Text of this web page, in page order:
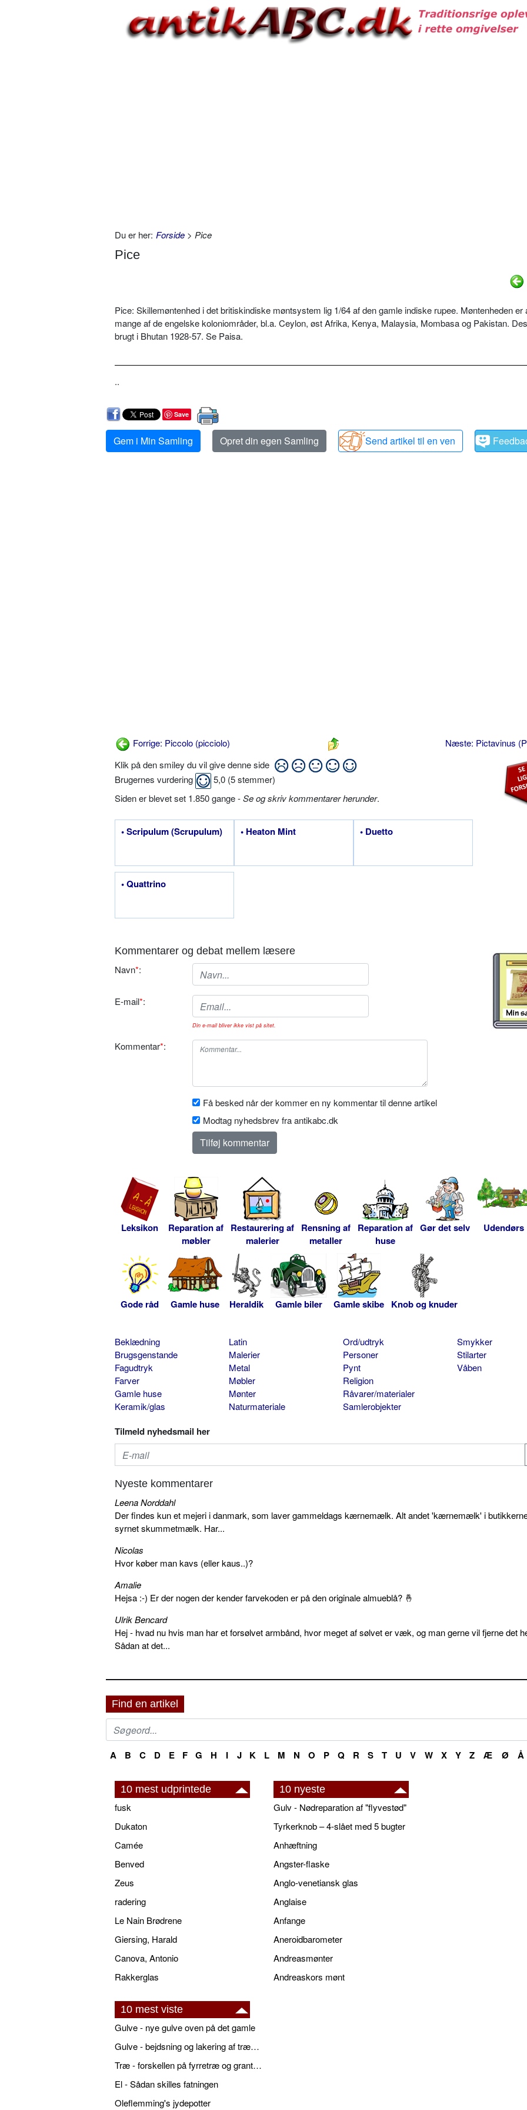
Du er her: Forside > Pice
Pice
Pice: Skillemøntenhed i det britiskindiske møntsystem lig 1/64 af den gamle indiske rupee. Møntenheden er
mange af de engelske koloniområder, bl.a. Ceylon, øst Afrika, Kenya, Malaysia, Mombasa og Pakistan.
brugt i Bhutan 1928-57. Se Paisa.
..
Save
Gem i Min Samling Opret din egen Samling Send artikel til en ven
Forrige: Piccolo (picciolo)
Næste: Pictavinus
Klik på den smiley du vil give denne side
Brugernes vurdering
5,0 (5stemmer)
Siden er blevet set 1.850 gange -Se og skriv kommentarer herunder.
• Scripulum (Scrupulum) • Heaton Mint • Duetto
• Quattrino
Kommentarer og debat mellem læsere
Navn*:
E-mail*:
Din e-mail bliver ikke vist på sitet.
Kommentar*:
Få besked når der kommer en ny kommentar til denne artikel
Modtag nyhedsbrev fra antikabc.dk
Leksikon
Reparation af
møbler
Restaurering af
malerier
Rensning af
metaller
Reparation af
huse
Gør det selv Udendørs
Gode råd Gamle huse Heraldik Gamle biler Gamle skibe Knob og knuder
Beklædning
Brugsgenstande
Fagudtryk
Farver
Gamle huse
Keramik/glas
Latin
Malerier
Metal
Møbler
Mønter
Naturmateriale
Ord/udtryk
Personer
Pynt
Religion
Råvarer/materialer
Samlerobjekter
Smykker
Stilarter
Våben
Tilmeld nyhedsmail her
Nyeste kommentarer
Leena Norddahl
Der findes kun et mejeri i danmark, som laver gammeldags kærnemælk. Alt andet 'kærnemælk' i
syrnet skummetmælk. Har...
Nicolas
Hvor køber man kavs (eller kaus..)?
Amalie
Hejsa :-) Er der nogen der kender farvekoden er på den originale almueblå? 🤞
Ulrik Bencard
Hej - hvad nu hvis man har et forsølvet armbånd, hvor meget af sølvet er væk, og man gerne vil fjerne det
Sådan at det...
Find en artikel
A B C D E F G H I J K L M N O P Q R S T U V W X Y Z Æ Ø Å
10 mest udprintede
fusk
Dukaton
Camée
Benved
Zeus
radering
Le Nain Brødrene
Giersing, Harald
Canova, Antonio
Rakkerglas
10 nyeste
Gulv - Nødreparation af "flyvestød"
Tyrkerknob – 4-slået med 5 bugter
Anhæftning
Angster-flaske
Anglo-venetiansk glas
Anglaise
Anfange
Aneroidbarometer
Andreasmønter
Andreaskors mønt
10 mest viste
Gulve - nye gulve oven på det gamle
Gulve - bejdsning og lakering af trægulve
Træ - forskellen på fyrretræ og grantræ
El - Sådan skilles fatningen
Oleflemming's jydepotter